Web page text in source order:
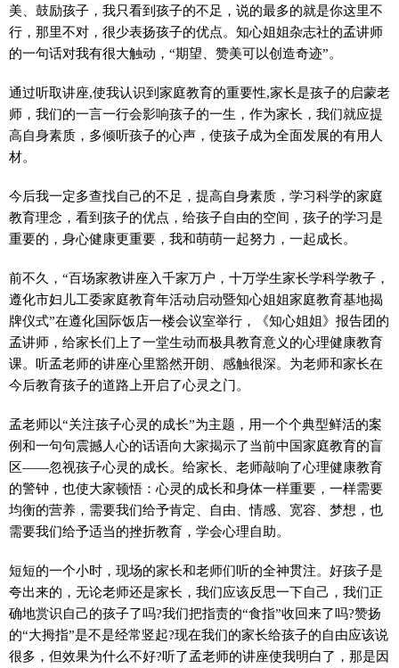
美、鼓励孩子，我只看到孩子的不足，说的最多的就是你这里不
行，那里不对，很少表扬孩子的优点。知心姐姐杂志社的孟讲师
的一句话对我有很大触动，“期望、赞美可以创造奇迹”。
通过听取讲座,使我认识到家庭教育的重要性,家长是孩子的启蒙老
师，我们的一言一行会影响孩子的一生，作为家长，我们就应提
高自身素质，多倾听孩子的心声，使孩子成为全面发展的有用人
材。
今后我一定多查找自己的不足，提高自身素质，学习科学的家庭
教育理念，看到孩子的优点，给孩子自由的空间，孩子的学习是
重要的，身心健康更重要，我和萌萌一起努力，一起成长。
前不久，“百场家教讲座入千家万户，十万学生家长学科学教子，
遵化市妇儿工委家庭教育年活动启动暨知心姐姐家庭教育基地揭
牌仪式”在遵化国际饭店一楼会议室举行，《知心姐姐》报告团的
孟讲师，给家长们上了一堂生动而极具教育意义的心理健康教育
课。听孟老师的讲座心里豁然开朗、感触很深。为老师和家长在
今后教育孩子的道路上开启了心灵之门。
孟老师以“关注孩子心灵的成长”为主题，用一个个典型鲜活的案
例和一句句震撼人心的话语向大家揭示了当前中国家庭教育的盲
区——忽视孩子心灵的成长。给家长、老师敲响了心理健康教育
的警钟，也使大家顿悟：心灵的成长和身体一样重要，一样需要
均衡的营养，需要我们给予肯定、自由、情感、宽容、梦想，也
需要我们给予适当的挫折教育，学会心理自助。
短短的一个小时，现场的家长和老师们听的全神贯注。好孩子是
夸出来的，无论老师还是家长，我们应该反思一下自己，我们正
确地赏识自己的孩子了吗?我们把指责的“食指”收回来了吗?赞扬
的“大拇指”是不是经常竖起?现在我们的家长给孩子的自由应该说
很多，但效果为什么不好?听了孟老师的讲座使我明白了，那是因